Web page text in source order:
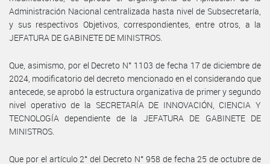
Administración Nacional centralizada hasta nivel de Subsecretaría,
y sus respectivos Objetivos, correspondientes, entre otros, a la
JEFATURA DE GABINETE DE MINISTROS.
Que, asimismo, por el Decreto N° 1103 de fecha 17 de diciembre de
2024, modificatorio del decreto mencionado en el considerando que
antecede, se aprobó la estructura organizativa de primer y segundo
nivel operativo de la SECRETARÍA DE INNOVACIÓN, CIENCIA Y
TECNOLOGÍA dependiente de la JEFATURA DE GABINETE DE
MINISTROS.
Que por el artículo 2° del Decreto N° 958 de fecha 25 de octubre de